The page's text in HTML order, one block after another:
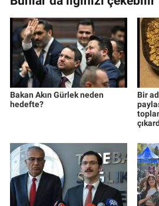
Bakan Akın Gürlek neden
hedefte?
Bir